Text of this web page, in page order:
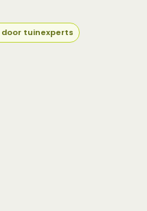
door tuinexperts